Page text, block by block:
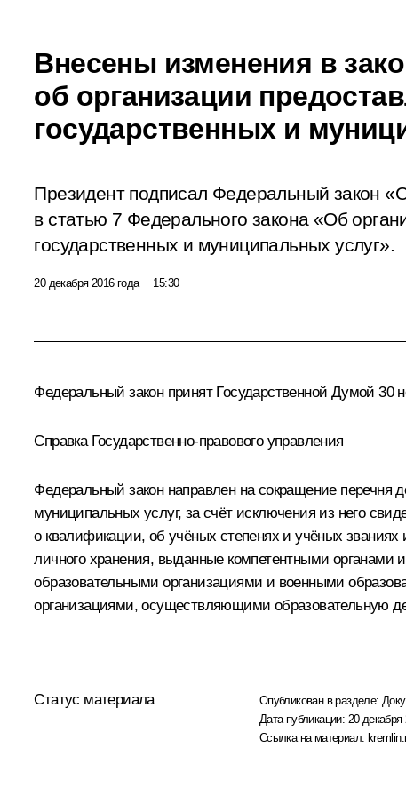
Внесены изменения в
об организации
государственных и
Президент подписал Федеральный закон
в статью 7 Федерального закона «Об
государственных и муниципальных услуг».
20 декабря 2016 года 15:30
Федеральный закон принят Государственной Думой 30
Справка Государственно-правового управления
Федеральный закон направлен на сокращение перечня
муниципальных услуг, за счёт исключения из него
о квалификации, об учёных степенях и учёных
личного хранения, выданные компетентными
образовательными организациями и военными
организациями, осуществляющими образовательную
Статус материала Опубликован в разделе:
Дата публикации: 20 декабря
Ссылка на материал: